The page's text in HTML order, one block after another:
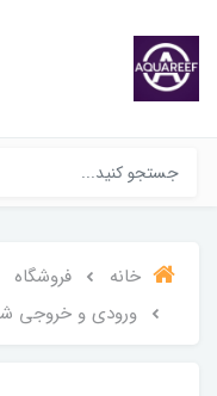
خانه فروشگاه
ورودی و خروجی